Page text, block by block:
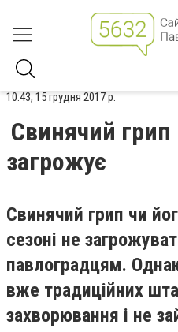
10:43, 15 грудня 2017 р.
Свинячий
загрожує
Свинячий грип чи
сезоні не
павлоградцям.
вже традиційних
захворювання і не